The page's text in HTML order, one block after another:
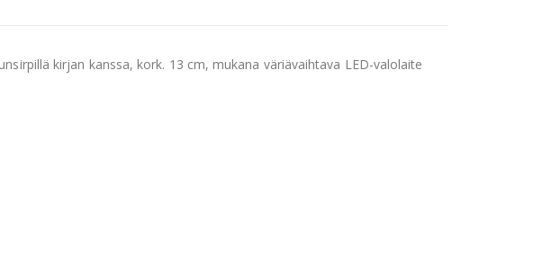
kirjan kanssa, kork. 13 cm, mukana väriävaihtava LED-valolaite